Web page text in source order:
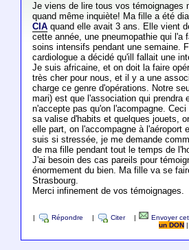
Je viens de lire tous vos témoignages
quand même inquiète! Ma fille a été
CIAquand elle avait 3 ans. Elle vient
cette année, une pneumopathie qui l'a
soins intensifs pendant une semaine.
cardiologue a décidé qu'ill fallait une
Je suis africaine, et on doit la faire
très cher pour nous, et il y a une
charge ce genre d'opérations. Notre
mari) est que l'association qui prendra
n'accepte pas qu'on l'acompagne.
sa valise d'habits et quelques jouets,
elle part, on l'accompagne à l'aéroport
suis si stressée, je me demande
de ma fille pendant tout le temps de
J'ai besoin des cas pareils pour
énormement du bien. Ma fille va se
Strasbourg.
Merci infinement de vos témoignages.
Répondre Citer Envoyer
un DON